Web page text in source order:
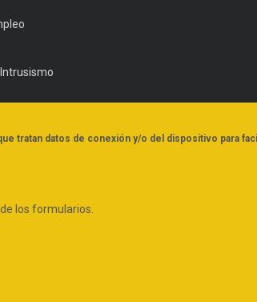
tratan datos de conexión y/o del dispositivo para
los formularios.